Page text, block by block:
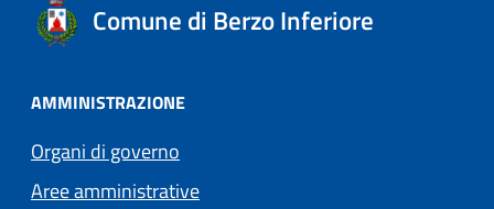
Comune di Berzo Inferiore
AMMINISTRAZIONE
Organi di governo
Aree amministrative